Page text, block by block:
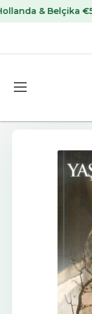
& Belçika €59,-